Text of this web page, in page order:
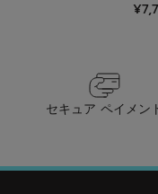
セキュア ペイメン